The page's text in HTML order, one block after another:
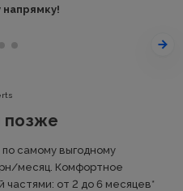
напрямку!
позже
самому выгодному
/месяц. Комфортное
от 2 до 6 месяцев*